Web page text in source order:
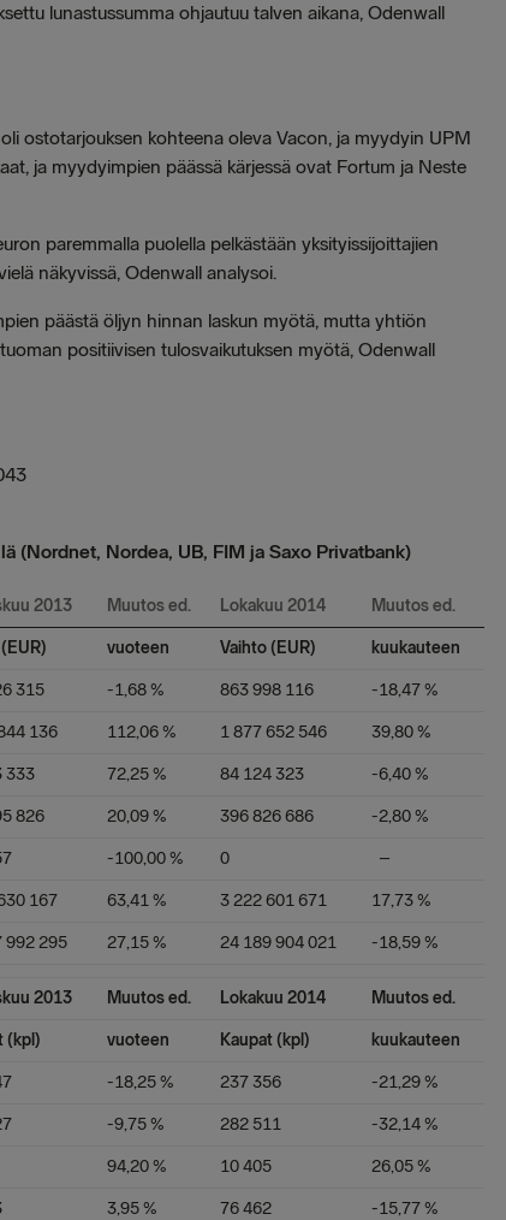
lunastussumma ohjautuu talven aikana, Odenwall
ostotarjouksen kohteena oleva Vacon, ja myydyin UPM
ja myydyimpien päässä kärjessä ovat Fortum ja Neste
paremmalla puolella pelkästään yksityissijoittajien
näkyvissä, Odenwall analysoi.
päästä öljyn hinnan laskun myötä, mutta yhtiön
positiivisen tulosvaikutuksen myötä, Odenwall
(Nordnet, Nordea, UB, FIM ja Saxo Privatbank)
2013 Muutos ed. Lokakuu 2014 Muutos ed.
vuoteen Vaihto (EUR) kuukauteen
315 -1,68 % 863 998 116 -18,47 %
136 112,06 % 1 877 652 546 39,80 %
333 72,25 % 84 124 323 -6,40 %
826 20,09 % 396 826 686 -2,80 %
-100,00 % 0 –
167 63,41 % 3 222 601 671 17,73 %
992 295 27,15 % 24 189 904 021 -18,59 %
2013 Muutos ed. Lokakuu 2014 Muutos ed.
(kpl) vuoteen Kaupat (kpl) kuukauteen
-18,25 % 237 356 -21,29 %
-9,75 % 282 511 -32,14 %
94,20 % 10 405 26,05 %
3,95 % 76 462 -15,77 %